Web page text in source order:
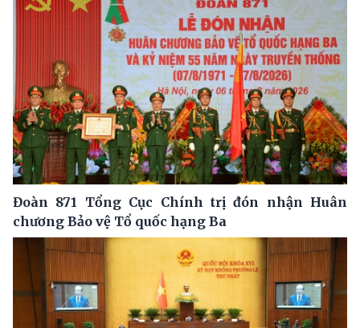
Đoàn 871 Tổng Cục Chính trị đón nhận Huân
chương Bảo vệ Tổ quốc hạng Ba